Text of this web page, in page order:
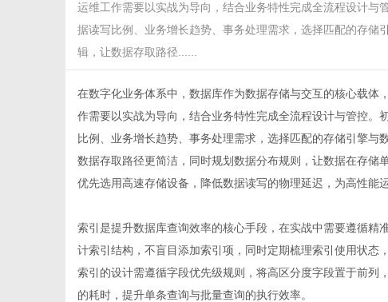
运维工作需要以实战为导向，结合业务特性完成全流程设计
据读写比例、业务增长趋势、事务处理需求，选择匹配的存
辑，让数据存取路径......
在数字化业务体系中， 数据库作为数据存储与交互的核心载体
作需要以实战为导向，结合业务特性完成全流程设计与管控
比例、业务增长趋势、事务处理需求，选择匹配的存储引擎
数据存取路径更简洁，同时规划数据分布规则，让数据在存储
优先选用高速存储设备，降低数据读写的物理延迟，为高性能
索引是提升数据库查询效率的核心手段，在实战中需要遵循精
计索引结构，不盲目添加索引项，同时定期梳理索引使用状
索引的设计需遵循字段优先级规则，将高区分度字段置于前
的耗时，提升单条查询与批量查询的执行效率。